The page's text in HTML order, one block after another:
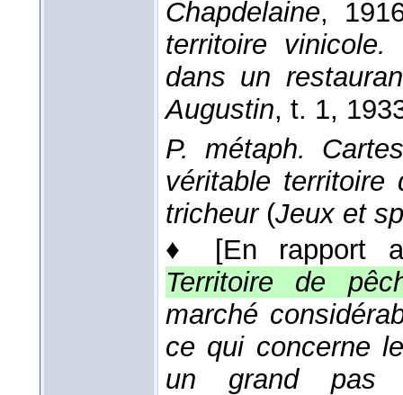
Chapdelaine,
territoire
dans un
Augustin, t. 1,
P. métaph.
véritable
tricheur(Jeux et
♦ [En rapport
Territoire de
marché
ce qui concerne
un grand pas